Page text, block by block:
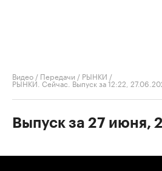
Видео / Передачи / РЫНКИ /
РЫНКИ. Сейчас. Выпуск за 12:22,
Выпуск за 27 июня,